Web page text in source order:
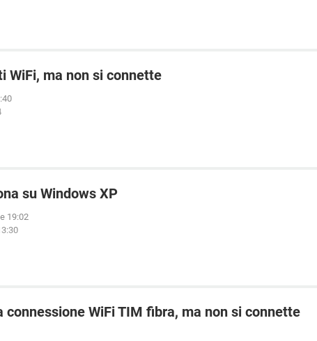
WiFi, ma non si connette
su Windows XP
19:02
connessione WiFi TIM fibra, ma non si connette